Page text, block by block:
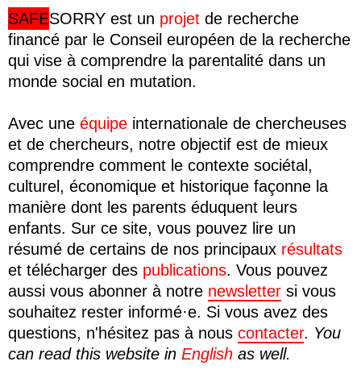
SAFESORRY est un projet de recherche
financé par le Conseil européen de la recherche
qui vise à comprendre la parentalité dans un
monde social en mutation.
Avec une équipe internationale de chercheuses
et de chercheurs, notre objectif est de mieux
comprendre comment le contexte sociétal,
culturel, économique et historique façonne la
manière dont les parents éduquent leurs
enfants. Sur ce site, vous pouvez lire un
résumé de certains de nos principaux résultats
et télécharger des publications. Vous pouvez
aussi vous abonner à notre newsletter si vous
souhaitez rester informé·e. Si vous avez des
questions, n'hésitez pas à nous contacter. You
can read this website in English as well.